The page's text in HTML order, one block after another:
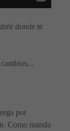
donde te
por
Como manda